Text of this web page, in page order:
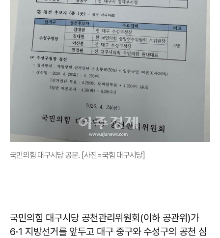
국민의힘 대구시당 공문. [사진=국힘 대구시당]
국민의힘 대구시당 공천관리위원회(이하 공관위)가
6·1 지방선거를 앞두고 대구 중구와 수성구의 공천 심